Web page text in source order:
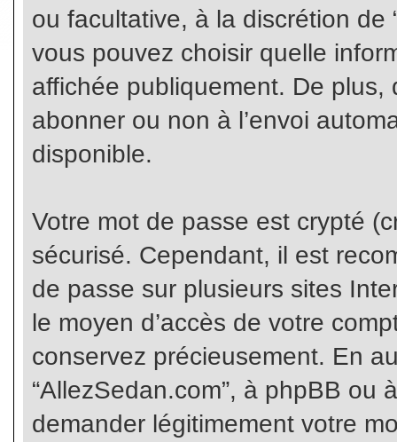
ou facultative, à la discrétion de
vous pouvez choisir quelle
affichée publiquement. De plus,
abonner ou non à l’envoi
disponible.
Votre mot de passe est crypté
sécurisé. Cependant, il est
de passe sur plusieurs sites
le moyen d’accès de votre
conservez précieusement. En
“AllezSedan.com”, à phpBB ou
demander légitimement votre